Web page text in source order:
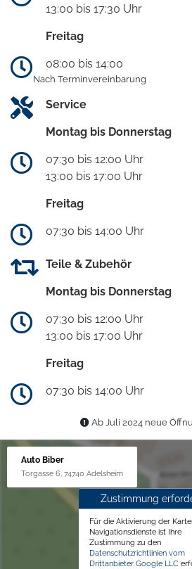
13:00 bis 17:30 Uhr
Freitag
08:00 bis 14:00
Nach Terminvereinbarung
Service
Montag bis Donnerstag
07:30 bis 12:00 Uhr
13:00 bis 17:00 Uhr
Freitag
07:30 bis 14:00 Uhr
Teile & Zubehör
Montag bis Donnerstag
07:30 bis 12:00 Uhr
13:00 bis 17:00 Uhr
Freitag
07:30 bis 14:00 Uhr
Ab Juli 2024 neue
Auto Biber
Torgasse 6, 74740 Adelsheim
Zustimmung
Für die Aktivierung der
Navigationsdienste ist Ihre
Zustimmung zu den
Datenschutzrichtlinien vom
Drittanbieter Google LLC